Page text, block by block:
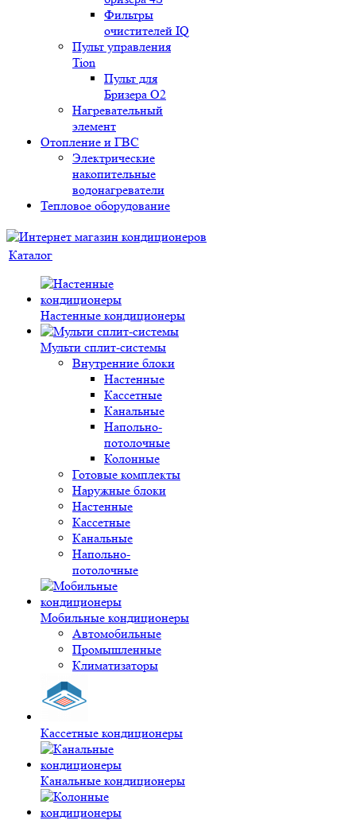
Фильтры
очистителей IQ
Пульт управления
Tion
Пульт для
Бризера O2
Нагревательный
элемент
Отопление и ГВС
Электрические
накопительные
водонагреватели
Тепловое оборудование
Каталог
Настенные кондиционеры
Мульти сплит-системы
Внутренние блоки
Настенные
Кассетные
Канальные
Напольно-
потолочные
Колонные
Готовые комплекты
Наружные блоки
Настенные
Кассетные
Канальные
Напольно-
потолочные
Мобильные кондиционеры
Автомобильные
Промышленные
Климатизаторы
Кассетные кондиционеры
Канальные кондиционеры